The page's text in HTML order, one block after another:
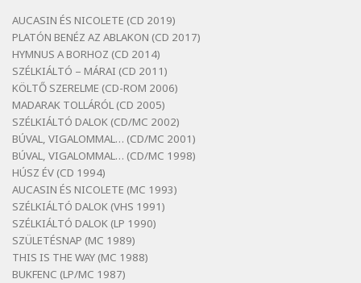
Bertók László: Az arcodra, ha nem vigyázol
Szélkiáltó
Bertók László: Dinnye Döme
Szélkiáltó
Bertók László: Diófa-levélen
Szélkiáltó
Bertók László: El-elképzelem a falansztert
Szélkiáltó
Bertók László: Elmenni kevés, itt maradni
sok
Szélkiáltó
Bertók László: Mintha már pénteken
vasárnap
Szélkiáltó
AUCASIN ÉS NICOLETE (CD 2019)
PLATÓN BENÉZ AZ ABLAKON (CD 2017)
HYMNUS A BORHOZ (CD 2014)
SZÉLKIÁLTÓ – MÁRAI (CD 2011)
KÖLTŐ SZERELME (CD-ROM 2006)
MADARAK TOLLÁRÓL (CD 2005)
SZÉLKIÁLTÓ DALOK (CD/MC 2002)
BÚVAL, VIGALOMMAL… (CD/MC 2001)
BÚVAL, VIGALOMMAL… (CD/MC 1998)
HÚSZ ÉV (CD 1994)
AUCASIN ÉS NICOLETE (MC 1993)
SZÉLKIÁLTÓ DALOK (VHS 1991)
SZÉLKIÁLTÓ DALOK (LP 1990)
SZÜLETÉSNAP (MC 1989)
THIS IS THE WAY (MC 1988)
BUKFENC (LP/MC 1987)